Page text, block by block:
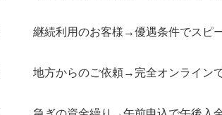
継続利用のお客様→優遇条件でスピ
地方からのご依頼→完全オンライン